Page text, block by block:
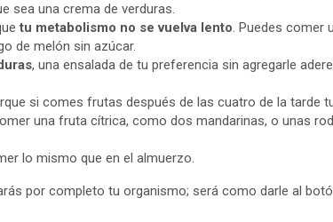
sea una crema de verduras.
tu metabolismo no se vuelva lento. Puedes comer
de melón sin azúcar.
, una ensalada de tu preferencia sin agregarle
si comes frutas después de las cuatro de la tarde
una fruta cítrica, como dos mandarinas, o unas
lo mismo que en el almuerzo.
por completo tu organismo; será como darle al